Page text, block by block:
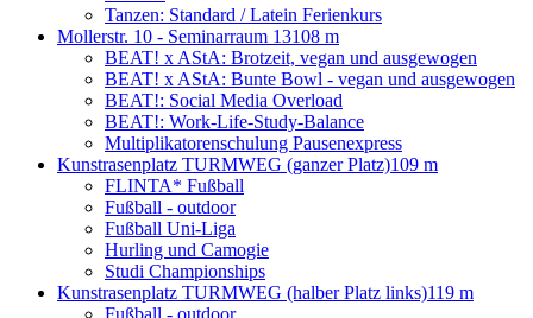
Tanzen: Standard / Latein Ferienkurs
Mollerstr. 10 - Seminarraum 13108 m
BEAT! x AStA: Brotzeit, vegan und ausgewogen
BEAT! x AStA: Bunte Bowl - vegan und ausgewogen
BEAT!: Social Media Overload
BEAT!: Work-Life-Study-Balance
Multiplikatorenschulung Pausenexpress
Kunstrasenplatz TURMWEG (ganzer Platz)109 m
FLINTA* Fußball
Fußball - outdoor
Fußball Uni-Liga
Hurling und Camogie
Studi Championships
Kunstrasenplatz TURMWEG (halber Platz links)119 m